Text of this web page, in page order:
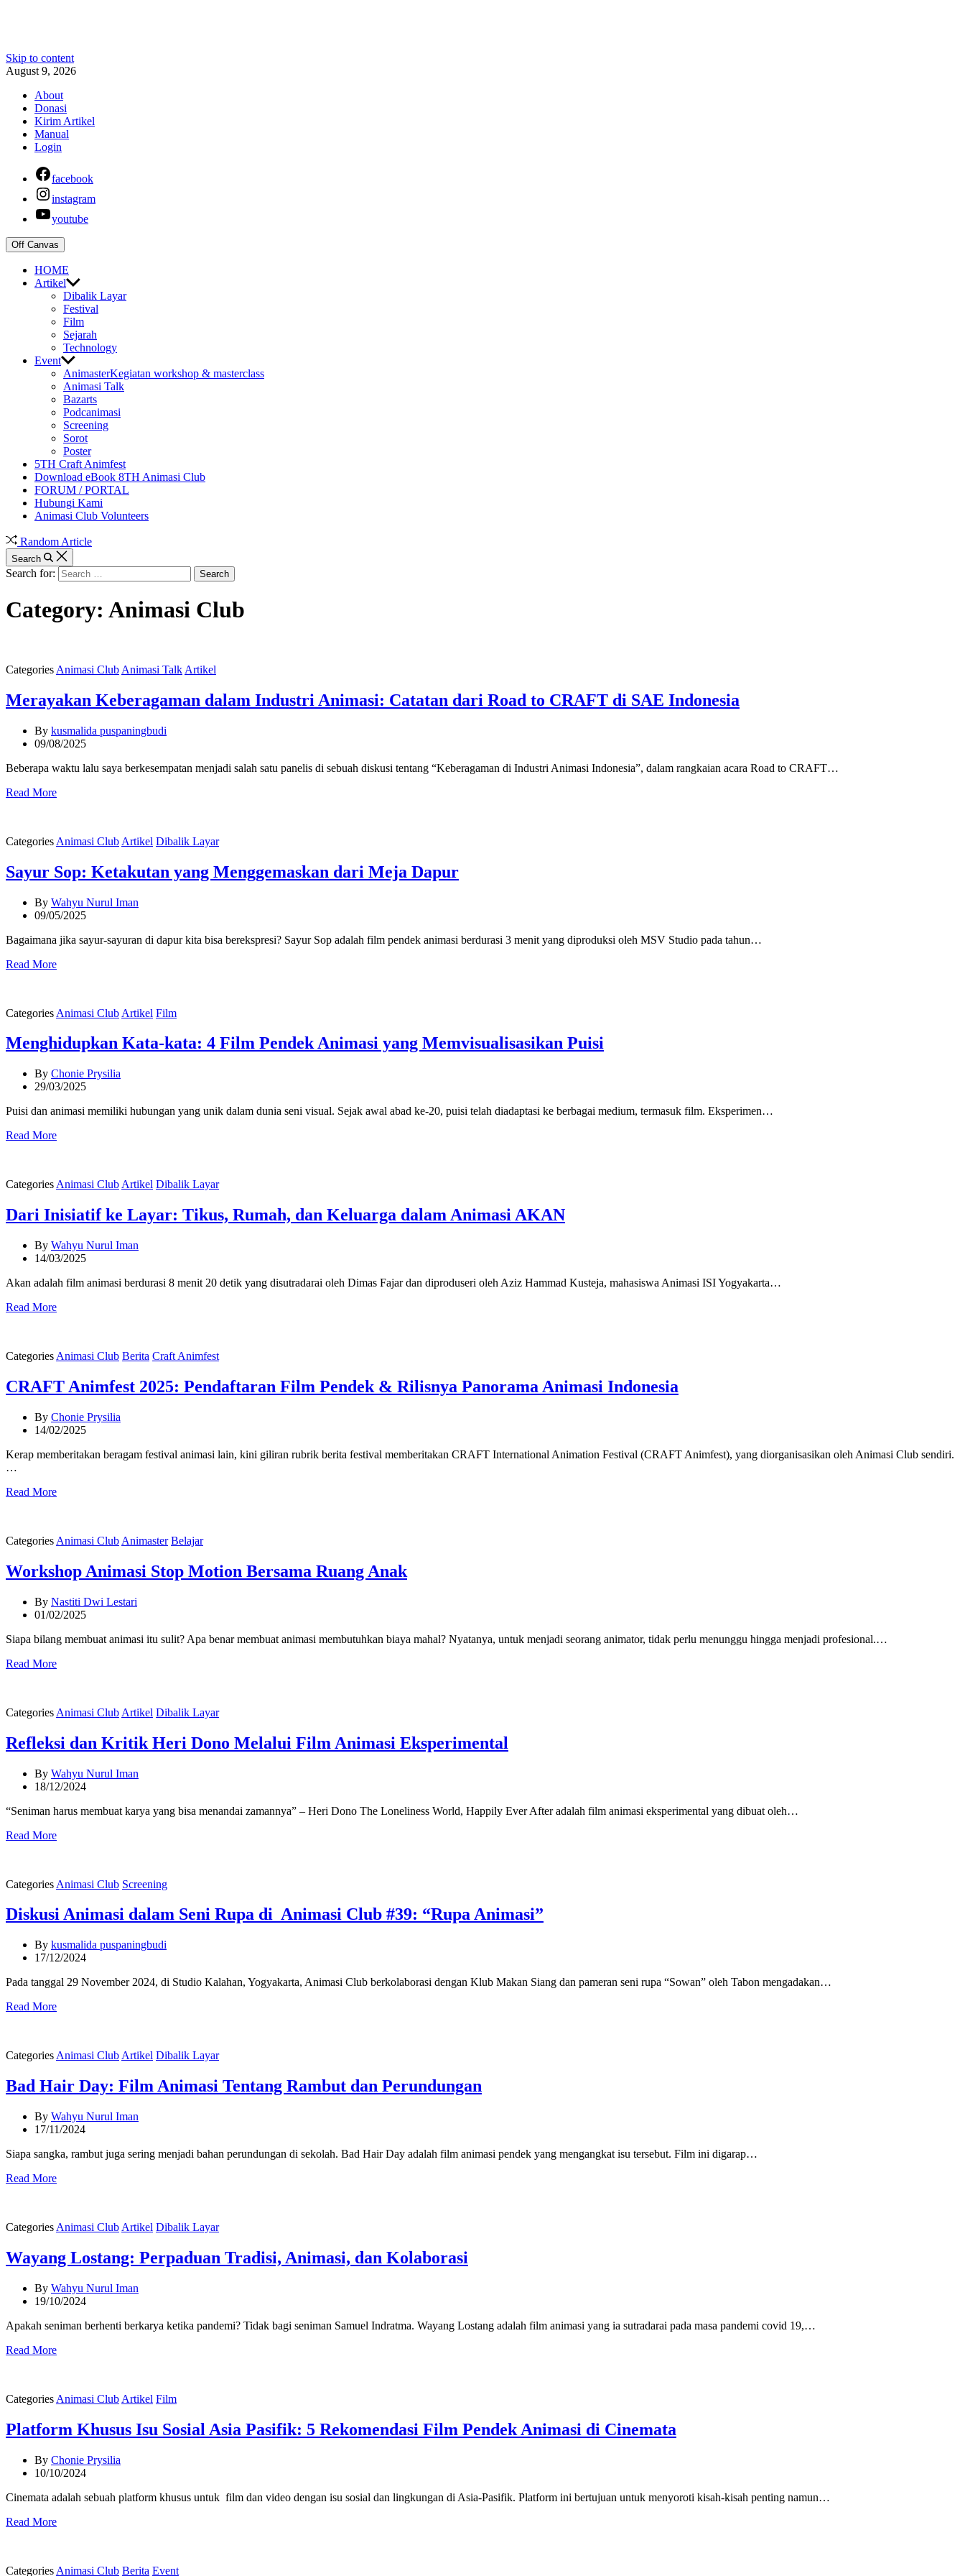
Skip to content
August 9, 2026
About
Donasi
Kirim Artikel
Manual
Login
facebook
instagram
youtube
Off Canvas
HOME
Artikel
Dibalik Layar
Festival
Film
Sejarah
Technology
Event
AnimasterKegiatan workshop & masterclass
Animasi Talk
Bazarts
Podcanimasi
Screening
Sorot
Poster
5TH Craft Animfest
Download eBook 8TH Animasi Club
FORUM / PORTAL
Hubungi Kami
Animasi Club Volunteers
Random Article
Search
Search for:
Category: Animasi Club
Categories Animasi Club Animasi Talk Artikel
Merayakan Keberagaman dalam Industri Animasi: Catatan dari Road to CRAFT di SAE Indonesia
By kusmalida puspaningbudi
09/08/2025
Beberapa waktu lalu saya berkesempatan menjadi salah satu panelis di sebuah diskusi tentang “Keberagaman di Industri Animasi Indonesia”, dalam rangkaian acara Road to CRAFT…
Read More
Categories Animasi Club Artikel Dibalik Layar
Sayur Sop: Ketakutan yang Menggemaskan dari Meja Dapur
By Wahyu Nurul Iman
09/05/2025
Bagaimana jika sayur-sayuran di dapur kita bisa berekspresi? Sayur Sop adalah film pendek animasi berdurasi 3 menit yang diproduksi oleh MSV Studio pada tahun…
Read More
Categories Animasi Club Artikel Film
Menghidupkan Kata-kata: 4 Film Pendek Animasi yang Memvisualisasikan Puisi
By Chonie Prysilia
29/03/2025
Puisi dan animasi memiliki hubungan yang unik dalam dunia seni visual. Sejak awal abad ke-20, puisi telah diadaptasi ke berbagai medium, termasuk film. Eksperimen…
Read More
Categories Animasi Club Artikel Dibalik Layar
Dari Inisiatif ke Layar: Tikus, Rumah, dan Keluarga dalam Animasi AKAN
By Wahyu Nurul Iman
14/03/2025
Akan adalah film animasi berdurasi 8 menit 20 detik yang disutradarai oleh Dimas Fajar dan diproduseri oleh Aziz Hammad Kusteja, mahasiswa Animasi ISI Yogyakarta…
Read More
Categories Animasi Club Berita Craft Animfest
CRAFT Animfest 2025: Pendaftaran Film Pendek & Rilisnya Panorama Animasi Indonesia
By Chonie Prysilia
14/02/2025
Kerap memberitakan beragam festival animasi lain, kini giliran rubrik berita festival memberitakan CRAFT International Animation Festival (CRAFT Animfest), yang diorganisasikan oleh Animasi Club sendiri.
…
Read More
Categories Animasi Club Animaster Belajar
Workshop Animasi Stop Motion Bersama Ruang Anak
By Nastiti Dwi Lestari
01/02/2025
Siapa bilang membuat animasi itu sulit? Apa benar membuat animasi membutuhkan biaya mahal? Nyatanya, untuk menjadi seorang animator, tidak perlu menunggu hingga menjadi profesional.…
Read More
Categories Animasi Club Artikel Dibalik Layar
Refleksi dan Kritik Heri Dono Melalui Film Animasi Eksperimental
By Wahyu Nurul Iman
18/12/2024
“Seniman harus membuat karya yang bisa menandai zamannya” – Heri Dono The Loneliness World, Happily Ever After adalah film animasi eksperimental yang dibuat oleh…
Read More
Categories Animasi Club Screening
Diskusi Animasi dalam Seni Rupa di Animasi Club #39: “Rupa Animasi”
By kusmalida puspaningbudi
17/12/2024
Pada tanggal 29 November 2024, di Studio Kalahan, Yogyakarta, Animasi Club berkolaborasi dengan Klub Makan Siang dan pameran seni rupa “Sowan” oleh Tabon mengadakan…
Read More
Categories Animasi Club Artikel Dibalik Layar
Bad Hair Day: Film Animasi Tentang Rambut dan Perundungan
By Wahyu Nurul Iman
17/11/2024
Siapa sangka, rambut juga sering menjadi bahan perundungan di sekolah. Bad Hair Day adalah film animasi pendek yang mengangkat isu tersebut. Film ini digarap…
Read More
Categories Animasi Club Artikel Dibalik Layar
Wayang Lostang: Perpaduan Tradisi, Animasi, dan Kolaborasi
By Wahyu Nurul Iman
19/10/2024
Apakah seniman berhenti berkarya ketika pandemi? Tidak bagi seniman Samuel Indratma. Wayang Lostang adalah film animasi yang ia sutradarai pada masa pandemi covid 19,…
Read More
Categories Animasi Club Artikel Film
Platform Khusus Isu Sosial Asia Pasifik: 5 Rekomendasi Film Pendek Animasi di Cinemata
By Chonie Prysilia
10/10/2024
Cinemata adalah sebuah platform khusus untuk film dan video dengan isu sosial dan lingkungan di Asia-Pasifik. Platform ini bertujuan untuk menyoroti kisah-kisah penting namun…
Read More
Categories Animasi Club Berita Event